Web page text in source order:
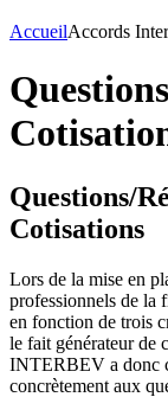
AccueilAccords
Questions/
Cotisations
Lors de la mise en
professionnels de la
en fonction de trois
le fait générateur de
INTERBEV a donc
concrètement aux